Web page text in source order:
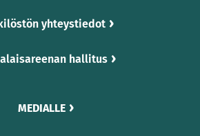
yhteystiedot
hallitus
MEDIALLE